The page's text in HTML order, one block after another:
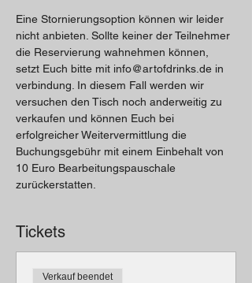
Eine Stornierungsoption können wir leider
nicht anbieten. Sollte keiner der Teilnehmer
die Reservierung wahnehmen können,
setzt Euch bitte mit info@artofdrinks.de in
verbindung. In diesem Fall werden wir
versuchen den Tisch noch anderweitig zu
verkaufen und können Euch bei
erfolgreicher Weitervermittlung die
Buchungsgebühr mit einem Einbehalt von
10 Euro Bearbeitungspauschale
zurückerstatten.
Tickets
Verkauf beendet